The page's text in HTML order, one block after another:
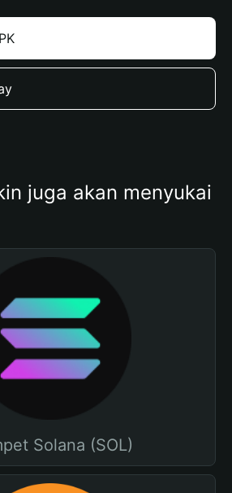
juga akan menyukai
Solana (SOL)